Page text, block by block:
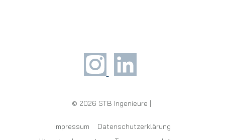
© 2026 STB Ingenieure |
Impressum
Datenschutzerklärung